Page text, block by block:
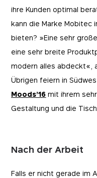
ihre Kunden optimal
kann die Marke Mobitec
bieten? »Eine sehr
eine sehr breite
modern alles abdeckt«,
Übrigen feiern in
Moods’16 mit ihrem
Gestaltung und die
Nach der Arbeit
Falls er nicht gerade im